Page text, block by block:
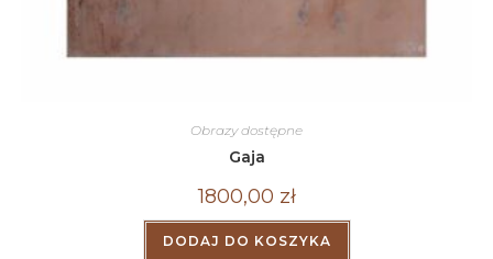
Obrazy dostępne
Gaja
1800,00 zł
DODAJ DO KOSZYKA